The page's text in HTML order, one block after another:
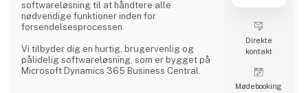
softwareløsning til at håndtere alle
nødvendige funktioner inden for
forsendelsesprocessen.
Vi tilbyder dig en hurtig, brugervenlig og
pålidelig softwareløsning, som er bygget på
Microsoft Dynamics 365 Business Central.
Direkte
kontakt
Møde­booking